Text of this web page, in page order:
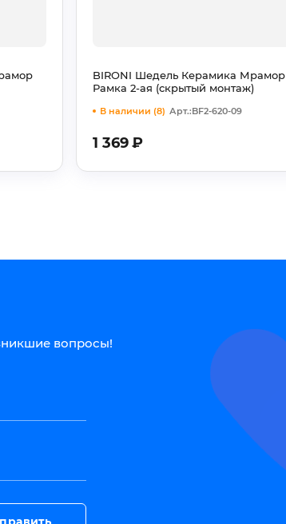
Арт.:BF2-620-09
В наличии (8)
BIRONI Шедель Керамика Мрамор
Рамка 2-ая (скрытый монтаж)
1 369₽
вопросы!